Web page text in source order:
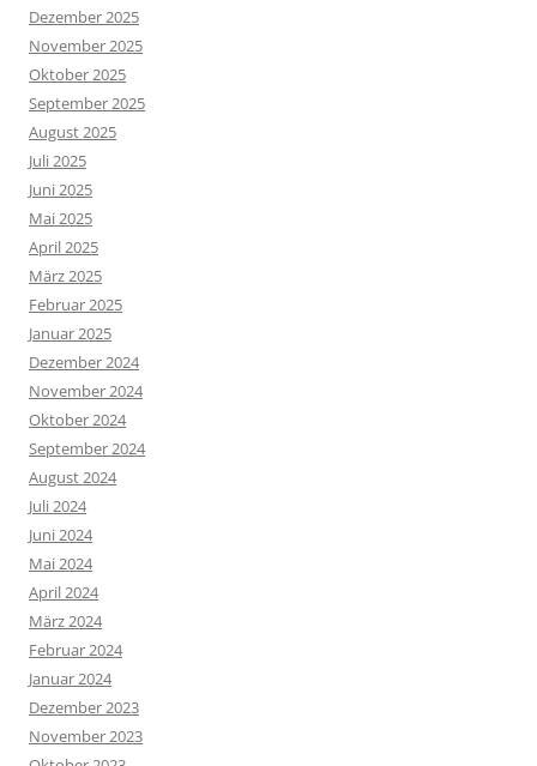
Dezember 2025
November 2025
Oktober 2025
September 2025
August 2025
Juli 2025
Juni 2025
Mai 2025
April 2025
März 2025
Februar 2025
Januar 2025
Dezember 2024
November 2024
Oktober 2024
September 2024
August 2024
Juli 2024
Juni 2024
Mai 2024
April 2024
März 2024
Februar 2024
Januar 2024
Dezember 2023
November 2023